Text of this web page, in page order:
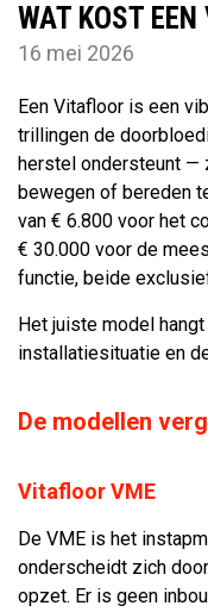
WAT KOST
16 mei 2026
Een Vitafloor is een
trillingen de
herstel ondersteunt —
bewegen of bereden
van € 6.800 voor het
€ 30.000 voor de
functie, beide
Het juiste model
installatiesituatie en
De modellen
Vitafloor VME
De VME is het
onderscheidt zich
opzet. Er is geen